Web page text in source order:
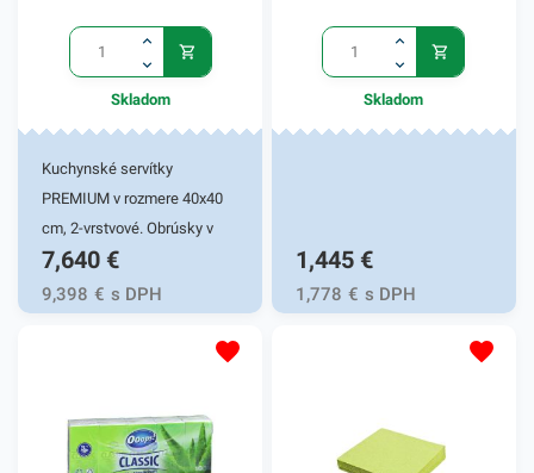
Skladom
Kuchynské servítky
PREMIUM v rozmere 40x40
cm, 2-vrstvové. Obrúsky v
žltej farbe v balení 50ks.
Používajú sa v reštauráciách,
v domácnostiach a pod.
dodá eleganciu pri
servírovaní jedál. Farba: biela
7,640 €
9,398 € s DPH
Skladom
1,445 €
1,778 € s DPH